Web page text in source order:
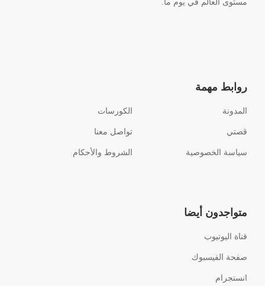
مستوى العالم في يوم ما.
روابط مهمة
المدونة الكورسات
قصتي تواصل معنا
سياسة الخصوصية الشروط والأحكام
متواجدون أيضا
قناة اليوتيوب
صفحة الفيسبوك
انستجرام